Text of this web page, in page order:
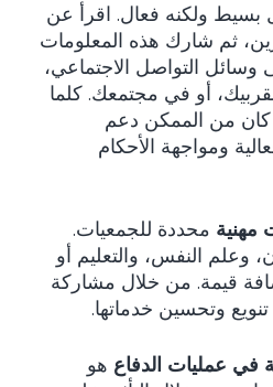
ولكنه فعال. اقرأ عن
ثم شارك هذه المعلومات
التواصل الاجتماعي،
أو في مجتمعك. كلما
كان من الممكن دعم
ومواجهة الأحكام
مهنية محددة للجمعيات.
وعلم النفس، والتعليم أو
قيمة. من خلال مشاركة
وتحسين خدماتها.
في عمليات الدفاع هو